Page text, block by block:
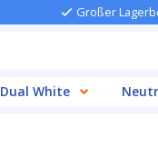
Großer
Dual White